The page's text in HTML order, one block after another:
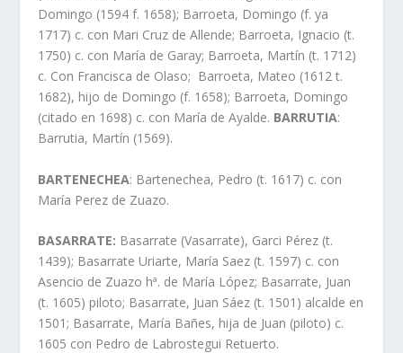
Domingo (1594 f. 1658); Barroeta, Domingo (f. ya
1717) c. con Mari Cruz de Allende; Barroeta, Ignacio (t.
1750) c. con Marí­a de Garay; Barroeta, Martí­n (t. 1712)
c. Con Francisca de Olaso; Barroeta, Mateo (1612 t.
1682), hijo de Domingo (f. 1658); Barroeta, Domingo
(citado en 1698) c. con Marí­a de Ayalde. BARRUTIA:
Barrutia, Martí­n (1569).
BARTENECHEA: Bartenechea, Pedro (t. 1617) c. con
Marí­a Perez de Zuazo.
BASARRATE: Basarrate (Vasarrate), Garci Pérez (t.
1439); Basarrate Uriarte, Marí­a Saez (t. 1597) c. con
Asencio de Zuazo hª. de Marí­a López; Basarrate, Juan
(t. 1605) piloto; Basarrate, Juan Sáez (t. 1501) alcalde en
1501; Basarrate, Marí­a Bañes, hija de Juan (piloto) c.
1605 con Pedro de Labrostegui Retuerto.